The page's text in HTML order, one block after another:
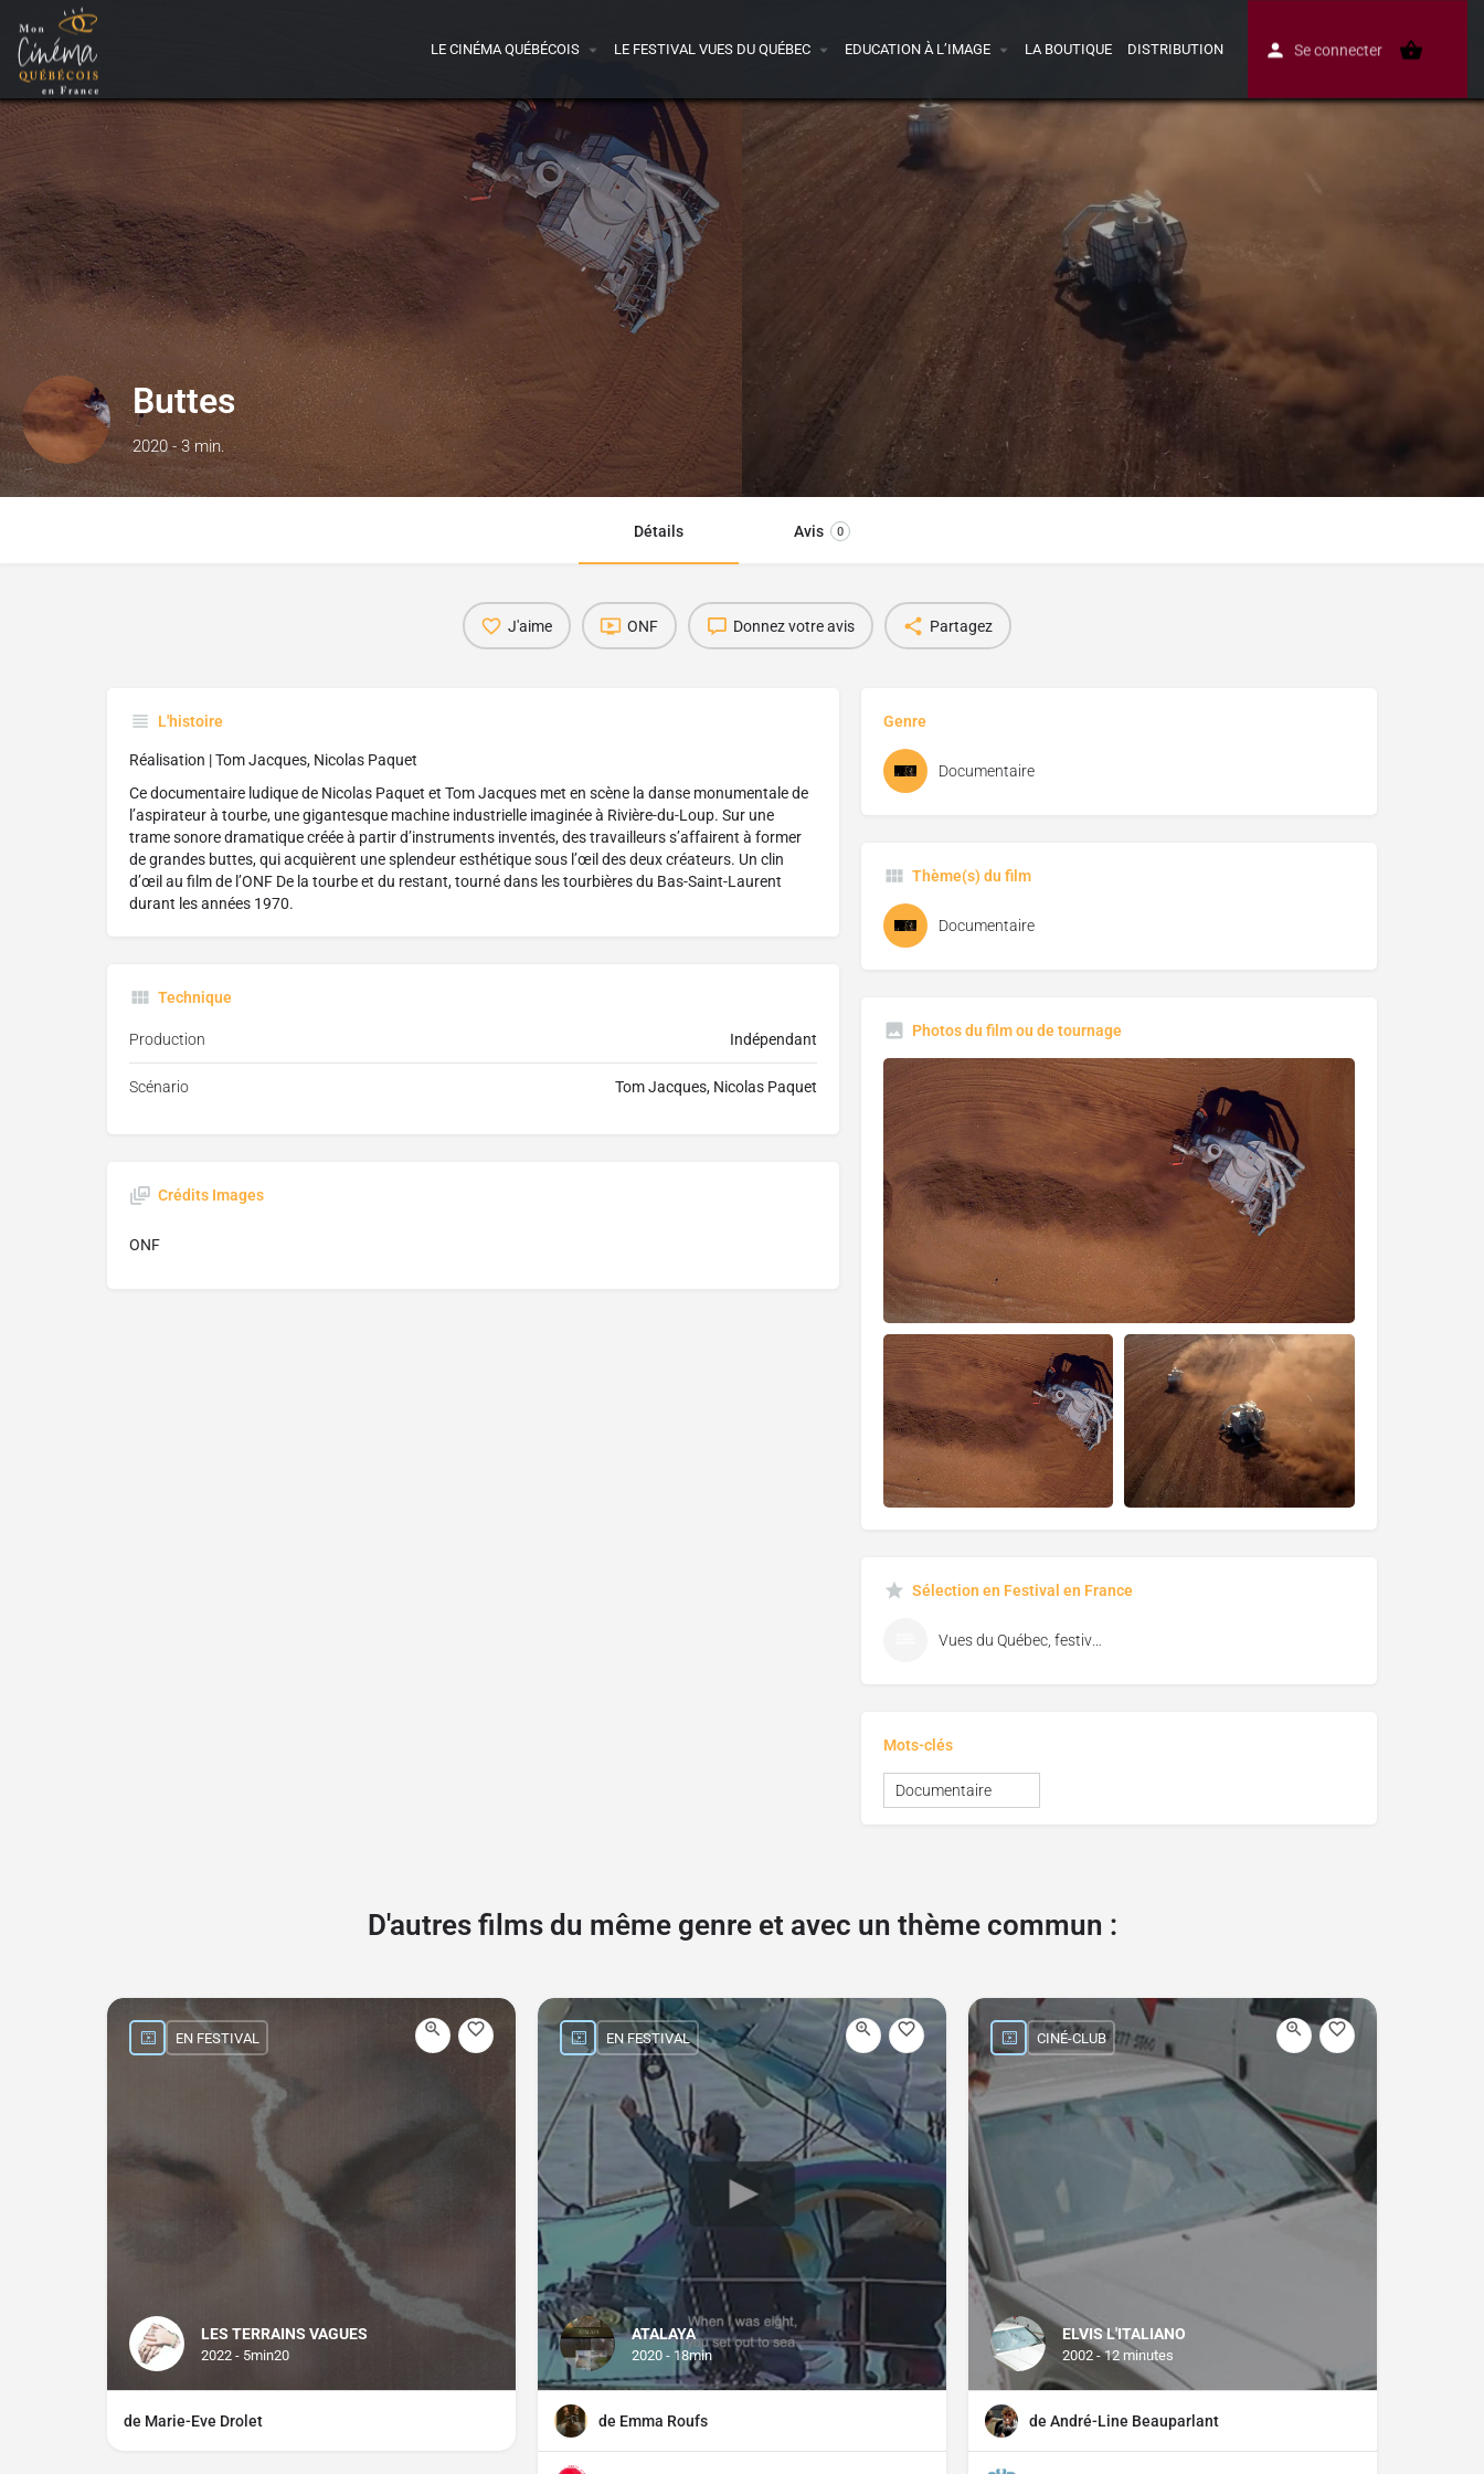
LE CINÉMA QUÉBÉCOIS LE FESTIVAL VUES DU QUÉBEC EDUCATION À L’IMAGE LA BOUTIQUE DISTRIBUTION Se connecter
Buttes
2020 - 3 min.
Détails Avis 0
J'aime ONF Donnez votre avis Partagez
L'histoire
Réalisation | Tom Jacques, Nicolas Paquet
Ce documentaire ludique de Nicolas Paquet et Tom Jacques met en scène la danse monumentale de
l’aspirateur à tourbe, une gigantesque machine industrielle imaginée à Rivière-du-Loup. Sur une
trame sonore dramatique créée à partir d’instruments inventés, des travailleurs s’affairent à former
de grandes buttes, qui acquièrent une splendeur esthétique sous l’œil des deux créateurs. Un clin
d’œil au film de l’ONF De la tourbe et du restant, tourné dans les tourbières du Bas-Saint-Laurent
durant les années 1970.
Technique
Production Indépendant
Scénario Tom Jacques, Nicolas Paquet
Crédits Images
ONF
Genre
Documentaire
Thème(s) du film
Documentaire
Photos du film ou de tournage
Sélection en Festival en France
Vues du Québec, festival de cinéma de Florac
Mots-clés
Documentaire
D'autres films du même genre et avec un thème commun :
LES TERRAINS VAGUES
2022 - 5min20
EN FESTIVAL
de Marie-Eve Drolet
ATALAYA
2020 - 18min
EN FESTIVAL
de Emma Roufs
ELVIS L'ITALIANO
2002 - 12 minutes
CINÉ-CLUB
de André-Line Beauparlant